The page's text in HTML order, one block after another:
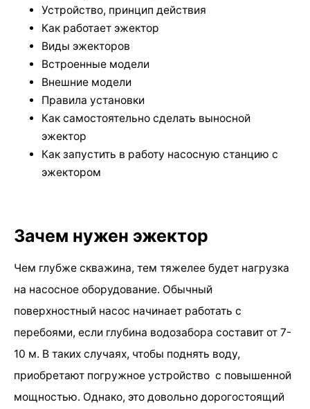
Устройство, принцип действия
Как работает эжектор
Виды эжекторов
Встроенные модели
Внешние модели
Правила установки
Как самостоятельно сделать выносной
эжектор
Как запустить в работу насосную станцию с
эжектором
Зачем нужен эжектор
Чем глубже скважина, тем тяжелее будет нагрузка
на насосное оборудование. Обычный
поверхностный насос начинает работать с
перебоями, если глубина водозабора составит от 7-
10 м. В таких случаях, чтобы поднять воду,
приобретают погружное устройство с повышенной
мощностью. Однако, это довольно дорогостоящий